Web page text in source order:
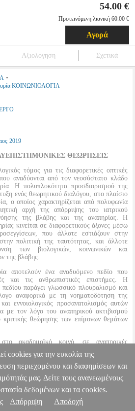
54.00 €
Προτεινόμενη λιανική 60.00 €
Αγορά
Αξιολόγηση Σχετικά
•
ΚΟΙΝΩΝΙΟΛΟΓΙΑ
2019
ΘΕΩΡΗΣΕΙΣ
τόμος για τις διαφορετικές οπτικές
αναδύονται από τον νεοσύστατο κλάδο
Η πολυπλοκότητα προσδιορισμού της
ενός θεωρητικού διαλόγου, στο πλαίσιο
ο οποίος χαρακτηρίζεται από πολυφωνία
αρχή της απόρριψης του ιατρικού
της βλάβης και της αναπηρίας. Η
κινείται σε διαφορετικούς άξονες μέσω
που άλλοτε εστιάζουν στην
πολιτική της ταυτότητας, και άλλοτε
των βιολογικών, κοινωνικών και
της βλάβης.
αποτελούν ένα αναδυόμενο πεδίο που
και τις ανθρωπιστικές επιστήμες. Η
πεδίου παράγει γλωσσικό πλουραλισμό και
αναφορικά με τη νοηματοδότηση της
εννοιολογικός προσανατολισμός αυτών
με τον λόγο του αναπηρικού ακτιβισμού
κριτικής θεώρησης των επίμονων θεμάτων
ακαδημαϊκό κοινό, σε αναπηρικές
ενδιαφέρονται να διαμορφώσουν
ΣΤΗΝ ΑΝΑΠΗΡΙΑ BKS.0181248
ΕΡΓΟ ΣΥΛΛΟΓΙΚΟ ΕΡΓΟ
Κατηγορία: ΚΟΙΝΩΝΙΟΛΟΓΙΑ
κατηγορία ΚΟΙΝΩΝΙΟΛΟΓΙΑ ISBN:
>
cookies για την ευκολία της
περιεχομένου και διαφημίσεων και
μας. Δείτε τους ανανεωμένους
δεδομένων και τα cookies.
Απόρριψη Αποδοχή